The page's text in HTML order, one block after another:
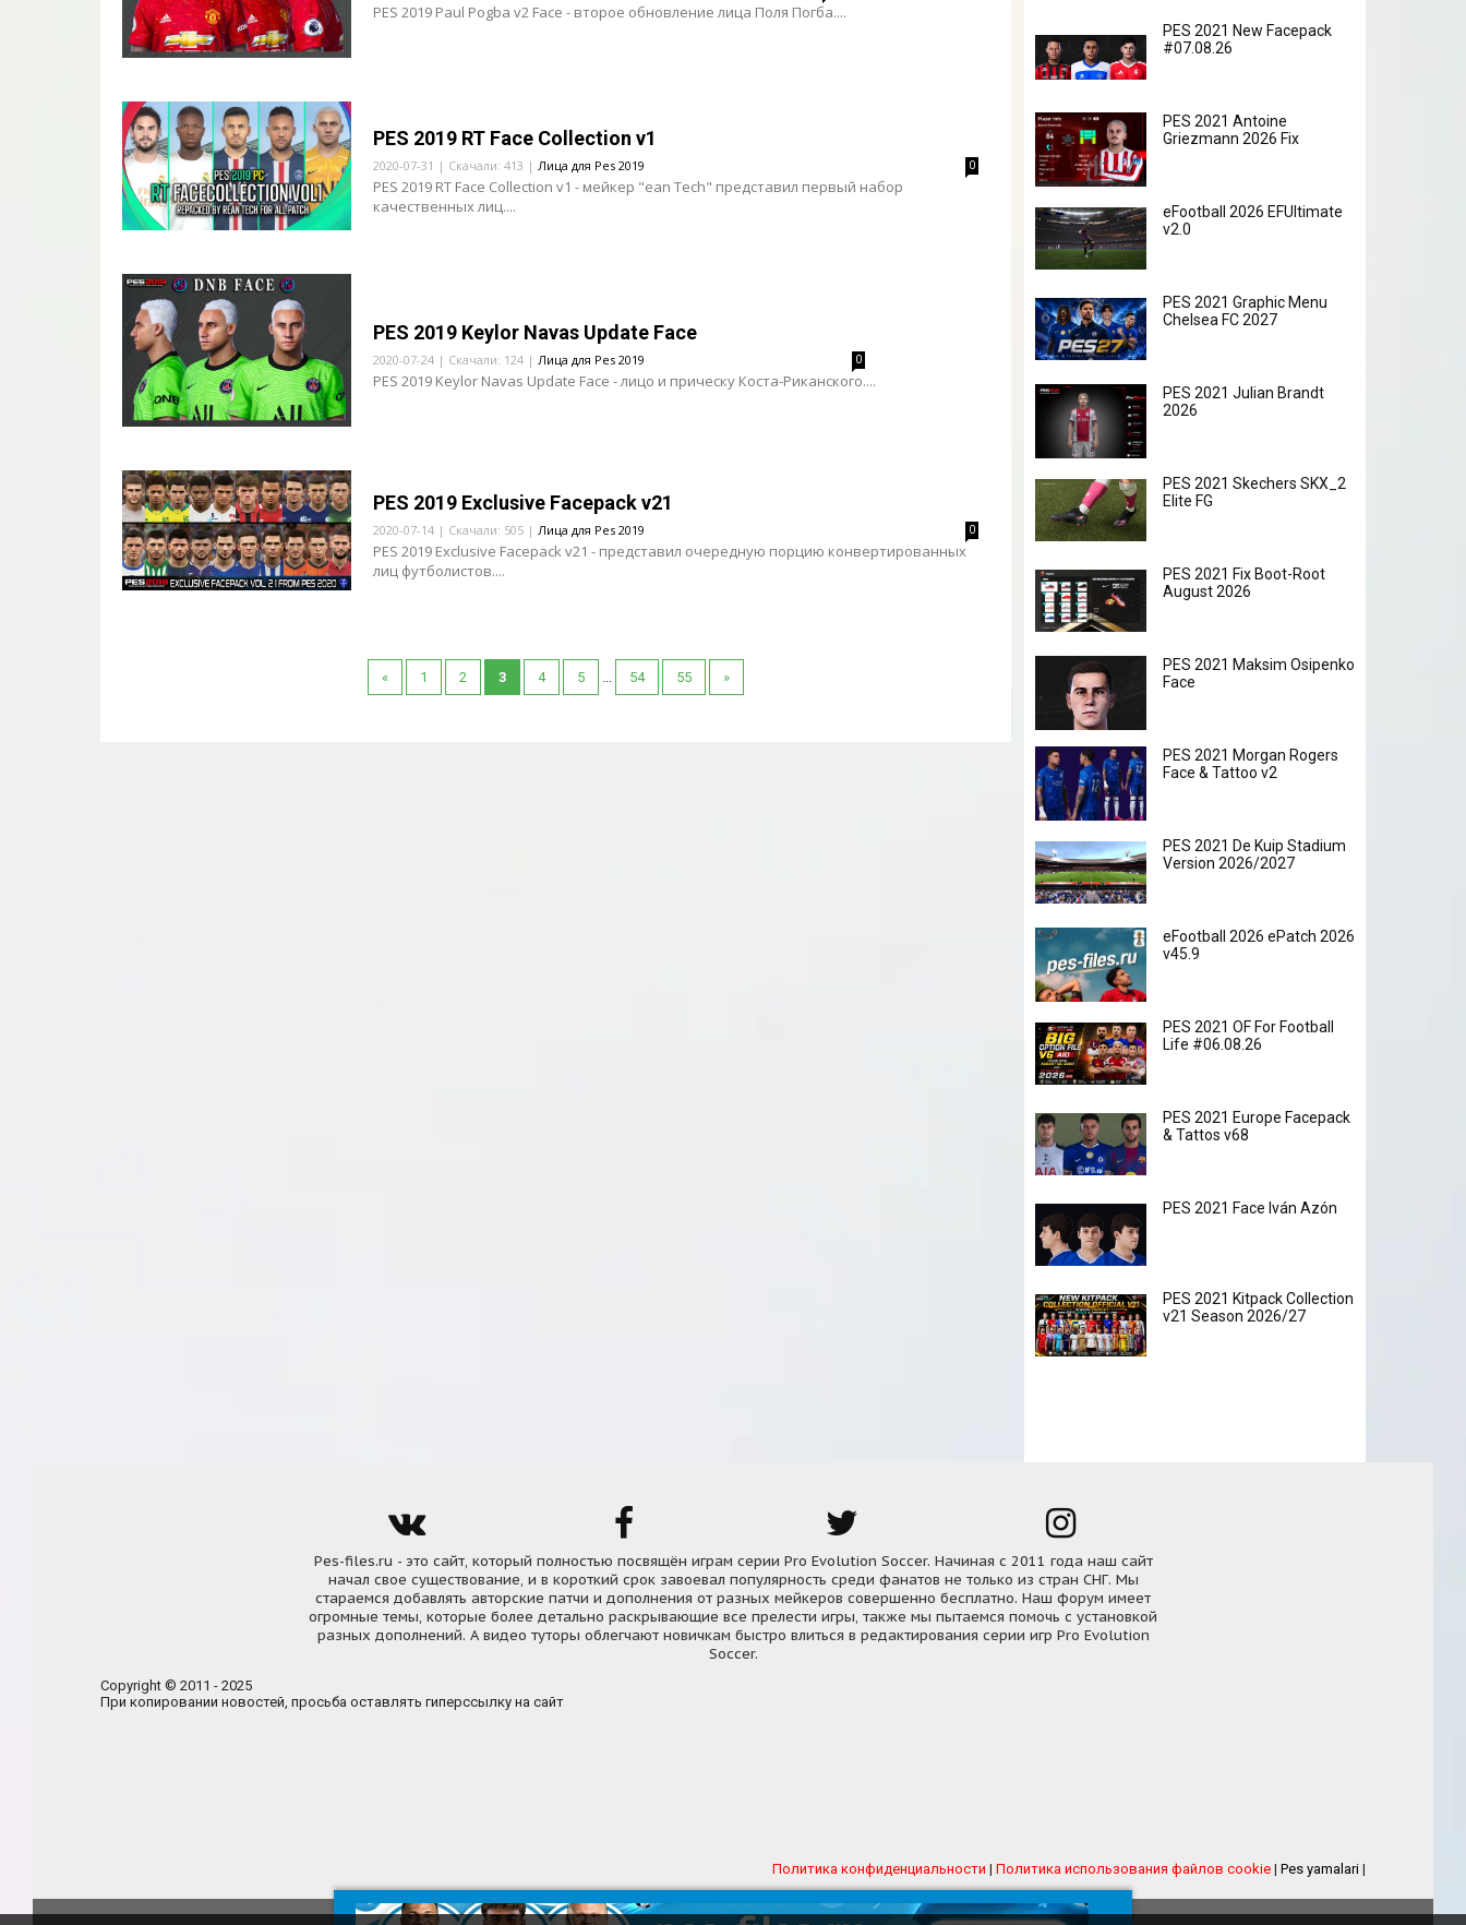
PES 2019 Paul Pogba v2 Face - второе обновление лица Поля Погба....
PES 2019 RT Face Collection v1
2020-07-31 | Скачали: 413 | Лица для Pes 2019 0
PES 2019 RT Face Collection v1 - мейкер "ean Tech" представил первый набор
качественных лиц....
PES 2019 Keylor Navas Update Face
2020-07-24 | Скачали: 124 | Лица для Pes 2019 0
PES 2019 Keylor Navas Update Face - лицо и прическу Коста-Риканского....
PES 2019 Exclusive Facepack v21
2020-07-14 | Скачали: 505 | Лица для Pes 2019 0
PES 2019 Exclusive Facepack v21 - представил очередную порцию конвертированных
лиц футболистов....
« 1 2 3 4 5 ... 54 55 »
PES 2021 New Facepack
#07.08.26
PES 2021 Antoine
Griezmann 2026 Fix
eFootball 2026 EFUltimate
v2.0
PES 2021 Graphic Menu
Chelsea FC 2027
PES 2021 Julian Brandt
2026
PES 2021 Skechers SKX_2
Elite FG
PES 2021 Fix Boot-Root
August 2026
PES 2021 Maksim Osipenko
Face
PES 2021 Morgan Rogers
Face & Tattoo v2
PES 2021 De Kuip Stadium
Version 2026/2027
eFootball 2026 ePatch 2026
v45.9
PES 2021 OF For Football
Life #06.08.26
PES 2021 Europe Facepack
& Tattos v68
PES 2021 Face Iván Azón
PES 2021 Kitpack Collection
v21 Season 2026/27
Pes-files.ru - это сайт, который полностью посвящён играм серии Pro Evolution Soccer. Начиная с 2011 года наш сайт
начал свое существование, и в короткий срок завоевал популярность среди фанатов не только из стран СНГ. Мы
стараемся добавлять авторские патчи и дополнения от разных мейкеров совершенно бесплатно. Наш форум имеет
огромные темы, которые более детально раскрывающие все прелести игры, также мы пытаемся помочь с установкой
разных дополнений. А видео туторы облегчают новичкам быстро влиться в редактирования серии игр Pro Evolution
Soccer.
Copyright © 2011 - 2025
При копировании новостей, просьба оставлять гиперссылку на сайт
Политика конфиденциальности | Политика использования файлов cookie | Pes yamalari |